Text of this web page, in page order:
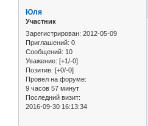
Юля
Участник
Зарегистрирован: 2012-05-09
Приглашений: 0
Сообщений: 10
Уважение: [+1/-0]
Позитив: [+0/-0]
Провел на форуме:
9 часов 57 минут
Последний визит:
2016-09-30 16:13:34